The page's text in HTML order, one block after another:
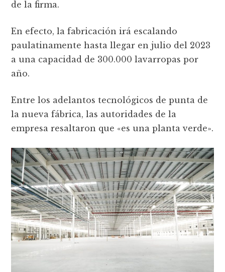
de la firma.
En efecto, la fabricación irá escalando
paulatinamente hasta llegar en julio del 2023
a una capacidad de 300.000 lavarropas por
año.
Entre los adelantos tecnológicos de punta de
la nueva fábrica, las autoridades de la
empresa resaltaron que «es una planta verde».